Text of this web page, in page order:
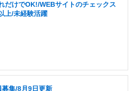
だけでOK!/WEBサイトのチェックス
上/未経験活躍
集/8月9日更新